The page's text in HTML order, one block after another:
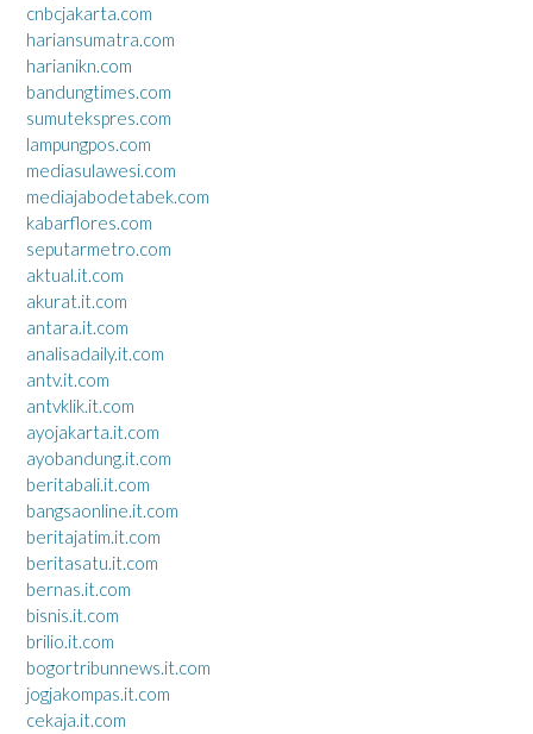
cnbcjakarta.com
hariansumatra.com
harianikn.com
bandungtimes.com
sumutekspres.com
lampungpos.com
mediasulawesi.com
mediajabodetabek.com
kabarflores.com
seputarmetro.com
aktual.it.com
akurat.it.com
antara.it.com
analisadaily.it.com
antv.it.com
antvklik.it.com
ayojakarta.it.com
ayobandung.it.com
beritabali.it.com
bangsaonline.it.com
beritajatim.it.com
beritasatu.it.com
bernas.it.com
bisnis.it.com
brilio.it.com
bogortribunnews.it.com
jogjakompas.it.com
cekaja.it.com